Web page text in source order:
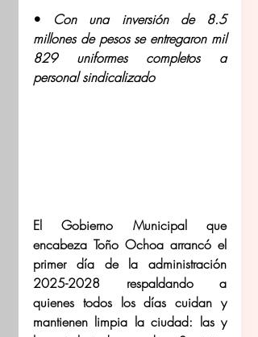
• Con una inversión de 8.5
millones de pesos se entregaron mil
829 uniformes completos a
personal sindicalizado
El Gobierno Municipal que
encabeza Toño Ochoa arrancó el
primer día de la administración
2025-2028 respaldando a
quienes todos los días cuidan y
mantienen limpia la ciudad: las y